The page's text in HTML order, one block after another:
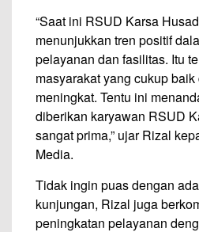
“Saat ini RSUD Karsa
menunjukkan tren positif
pelayanan dan fasilitas. Itu
masyarakat yang cukup
meningkat. Tentu ini
diberikan karyawan RSUD
sangat prima,” ujar Rizal
Media.
Tidak ingin puas dengan
kunjungan, Rizal juga
peningkatan pelayanan